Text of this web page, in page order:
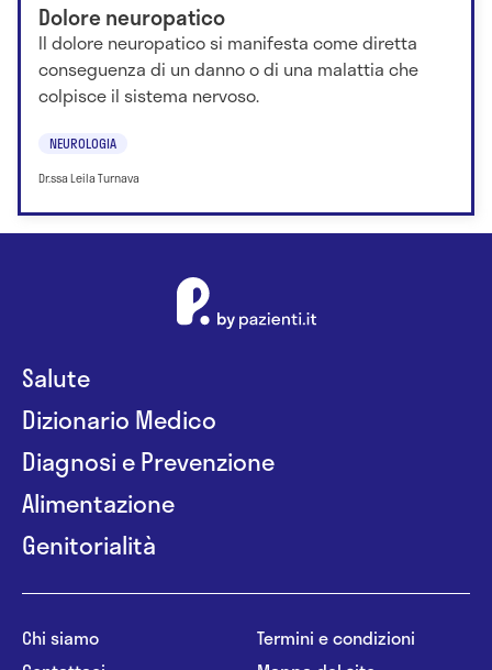
Dolore neuropatico
Il dolore neuropatico si manifesta come diretta
conseguenza di un danno o di una malattia che
colpisce il sistema nervoso.
NEUROLOGIA
Dr.ssa Leila Turnava
Salute
Dizionario Medico
Diagnosi e Prevenzione
Alimentazione
Genitorialità
Chi siamo
Termini e condizioni